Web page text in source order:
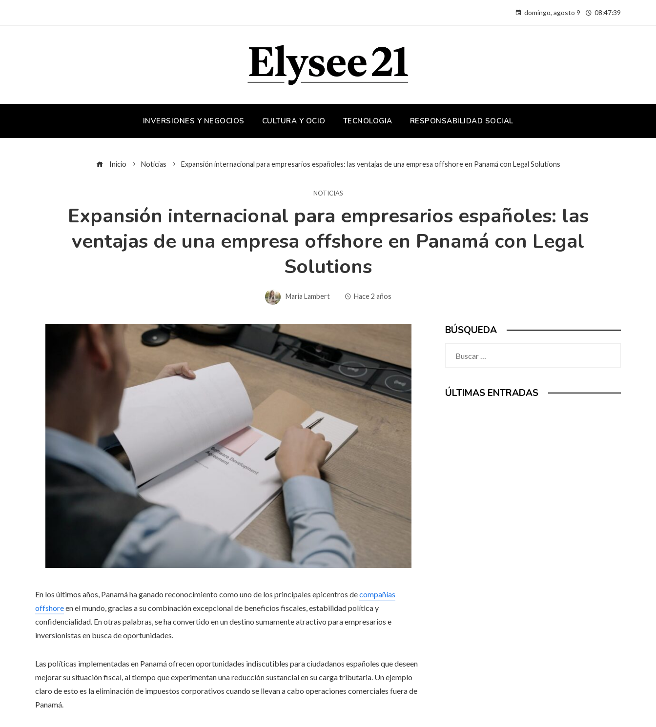
domingo, agosto 9 08:47:40
INVERSIONES Y NEGOCIOS CULTURA Y OCIO TECNOLOGIA RESPONSABILIDAD SOCIAL
Inicio Noticias Expansión internacional para empresarios españoles: las ventajas de una empresa offshore en Panamá con Legal Solutions
NOTICIAS
Expansión internacional para empresarios españoles: las
ventajas de una empresa offshore en Panamá con Legal
Solutions
Maria Lambert Hace 2 años
En los últimos años, Panamá ha ganado reconocimiento como uno de los principales epicentros decompañías
offshoreen el mundo, gracias a su combinación excepcional de beneficios fiscales, estabilidad política y
confidencialidad. En otras palabras, se ha convertido en un destino sumamente atractivo para empresarios e
inversionistas en busca de oportunidades.
Las políticas implementadas en Panamá ofrecen oportunidades indiscutibles para ciudadanos españoles que deseen
mejorar su situación fiscal, al tiempo que experimentan una reducción sustancial en su carga tributaria. Un ejemplo
claro de esto es la eliminación de impuestos corporativos cuando se llevan a cabo operaciones comerciales fuera de
Panamá.
BÚSQUEDA
ÚLTIMAS ENTRADAS